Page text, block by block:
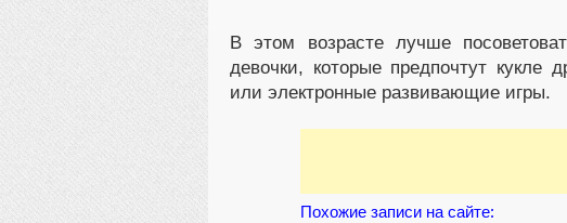
В этом возрасте лучше
девочки, которые предпочтут кукле
или электронные развивающие игры.
Похожие записи на сайте: